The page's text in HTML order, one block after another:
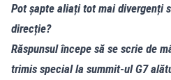
Pot șapte aliați tot mai divergenți
direcție?
Răspunsul începe să se scrie de
trimis special la summit-ul G7